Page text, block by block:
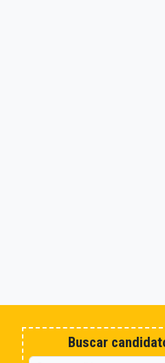
Buscar